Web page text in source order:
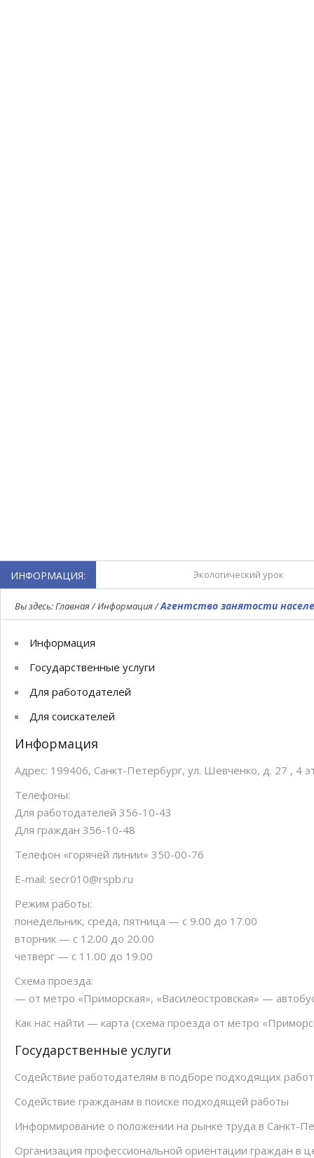
ИНФОРМАЦИЯ: Экологический урок
Турнир по мини-футболу,
Вы здесь:Главная/Информация/Агентство занятости
Информация
Государственные услуги
Для работодателей
Для соискателей
Информация
Адрес: 199406, Санкт-Петербург, ул. Шевченко, д. 27 , 4
Телефоны:
Для работодателей 356-10-43
Для граждан 356-10-48
Телефон «горячей линии» 350-00-76
E-mail: secr010@rspb.ru
Режим работы:
понедельник, среда, пятница — с 9.00 до 17.00
вторник — с 12.00 до 20.00
четверг — с 11.00 до 19.00
Схема проезда:
— от метро «Приморская», «Василеостровская» —
Как нас найти — карта (схема проезда от метро
Государственные услуги
Содействие работодателям в подборе подходящих
Содействие гражданам в поиске подходящей работы
Информирование о положении на рынке труда в Санкт-
Организация профессиональной ориентации граждан в